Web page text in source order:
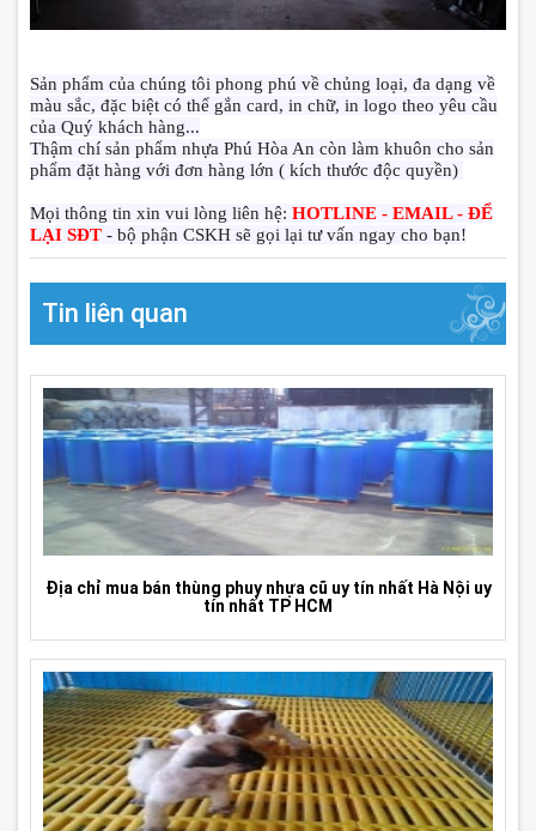
Sản phẩm của chúng tôi phong phú về chủng loại, đa dạng về
màu sắc, đặc biệt có thể gắn card, in chữ, in logo theo yêu cầu
của Quý khách hàng...
Thậm chí sản phẩm nhựa Phú Hòa An còn làm khuôn cho sản
phẩm đặt hàng với đơn hàng lớn ( kích thước độc quyền)
Mọi thông tin xin vui lòng liên hệ: HOTLINE - EMAIL - ĐỂ
LẠI SĐT - bộ phận CSKH sẽ gọi lại tư vấn ngay cho bạn!
Tin liên quan
Địa chỉ mua bán thùng phuy nhựa cũ uy tín nhất Hà Nội uy
tín nhất TP HCM